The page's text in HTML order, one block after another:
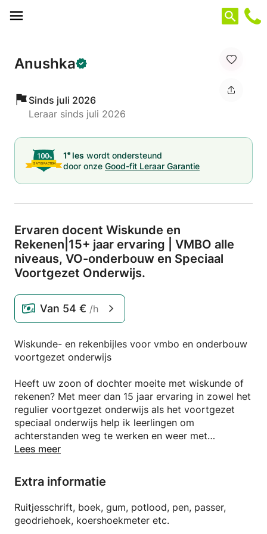
Anushka
Sinds juli 2026
Leraar sinds juli 2026
1e les wordt ondersteund
door onze Good-fit Leraar Garantie
Ervaren docent Wiskunde en
Rekenen|15+ jaar ervaring | VMBO alle
niveaus, VO-onderbouw en Speciaal
Voortgezet Onderwijs.
Van 54 € /h
Wiskunde- en rekenbijles voor vmbo en onderbouw
voortgezet onderwijs
Heeft uw zoon of dochter moeite met wiskunde of
rekenen? Met meer dan 15 jaar ervaring in zowel het
regulier voortgezet onderwijs als het voortgezet
speciaal onderwijs help ik leerlingen om
achterstanden weg te werken en weer met
vertrouwen aan de slag te gaan.
Ik geef bijles aan leerlingen uit de onderbouw van
het voortgezet onderwijs en aan alle leerjaren van
het vmbo. Daarbij zorg ik voor een duidelijke
opbouw, zodat de verschillende onderdelen van het
vak goed op elkaar aansluiten. De lessen zijn gericht
Lees meer
Extra informatie
Ruitjesschrift, boek, gum, potlood, pen, passer,
geodriehoek, koershoekmeter etc.